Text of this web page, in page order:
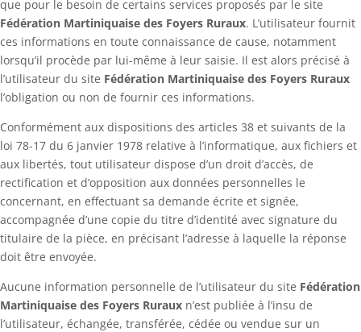
que pour le besoin de certains services proposés par le site
Fédération Martiniquaise des Foyers Ruraux. L’utilisateur fournit
ces informations en toute connaissance de cause, notamment
lorsqu’il procède par lui-même à leur saisie. Il est alors précisé à
l’utilisateur du site Fédération Martiniquaise des Foyers Ruraux
l’obligation ou non de fournir ces informations.
Conformément aux dispositions des articles 38 et suivants de la
loi 78-17 du 6 janvier 1978 relative à l’informatique, aux fichiers et
aux libertés, tout utilisateur dispose d’un droit d’accès, de
rectification et d’opposition aux données personnelles le
concernant, en effectuant sa demande écrite et signée,
accompagnée d’une copie du titre d’identité avec signature du
titulaire de la pièce, en précisant l’adresse à laquelle la réponse
doit être envoyée.
Aucune information personnelle de l’utilisateur du site Fédération
Martiniquaise des Foyers Ruraux n’est publiée à l’insu de
l’utilisateur, échangée, transférée, cédée ou vendue sur un